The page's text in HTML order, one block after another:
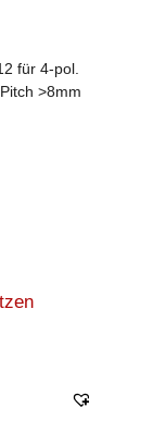
für 4-pol.
>8mm